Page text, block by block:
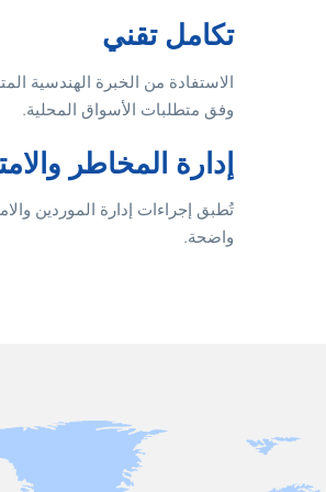
تكامل تقني
الاستفادة من الخبرة الهندسية
وفق متطلبات الأسواق المحلية.
إدارة المخاطر
تُطبق إجراءات إدارة الموردين
واضحة.